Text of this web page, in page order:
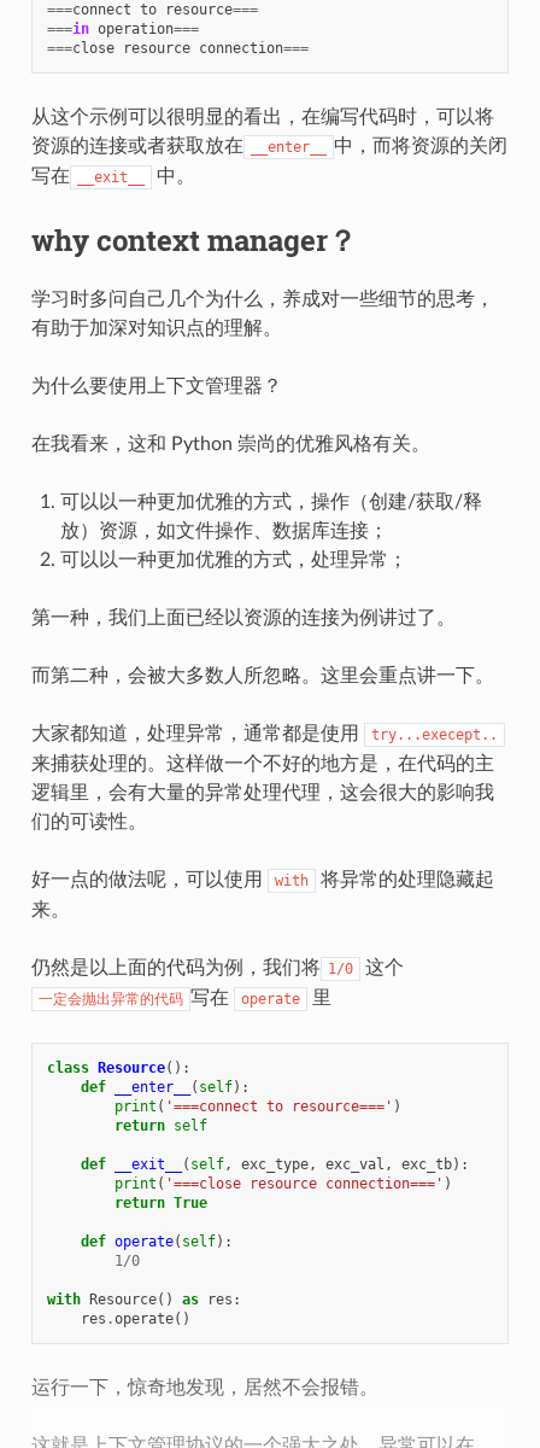
===connect to resource===
===in operation===
===close resource connection===
从这个示例可以很明显的看出，在编写代码时，可以将
资源的连接或者获取放在
__enter__
中，而将资源的关闭
写在
__exit__ 中。
why context manager？
学习时多问自己几个为什么，养成对一些细节的思考，
有助于加深对知识点的理解。
为什么要使用上下文管理器？
在我看来，这和 Python 崇尚的优雅风格有关。
可以以一种更加优雅的方式，操作（创建/获取/释
放）资源，如文件操作、数据库连接；
可以以一种更加优雅的方式，处理异常；
第一种，我们上面已经以资源的连接为例讲过了。
而第二种，会被大多数人所忽略。这里会重点讲一下。
大家都知道，处理异常，通常都是使用 try...execept..
来捕获处理的。这样做一个不好的地方是，在代码的主
逻辑里，会有大量的异常处理代理，这会很大的影响我
们的可读性。
好一点的做法呢，可以使用 with
将异常的处理隐藏起
来。
仍然是以上面的代码为例，我们将 1/0 这个
一定会抛出异常的代码 写在 operate 里
class Resource():
def
__enter__ ( self):
print ( '===connect to resource===' )
return self
def __exit__ ( self, exc_type, exc_val , exc_tb):
print ( '===close resource connection===' )
return True
def operate( self):
1/0
with Resource() as res :
res .operate()
运行一下，惊奇地发现，居然不会报错。